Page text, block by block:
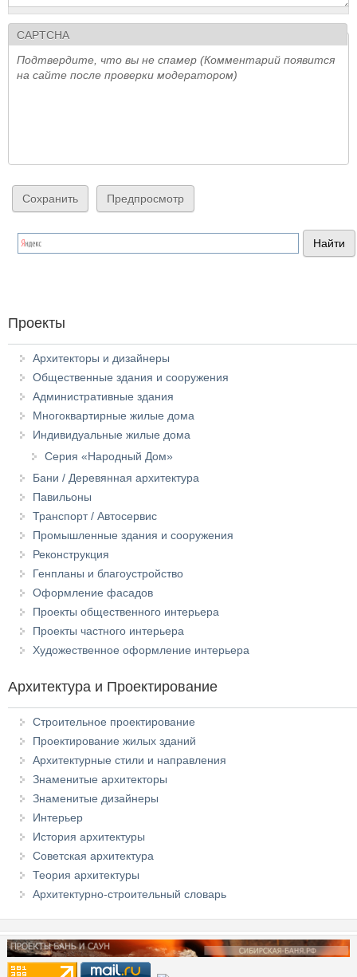
CAPTCHA
Подтвердите, что вы не спамер (Комментарий появится
на сайте после проверки модератором)
Проекты
Архитекторы и дизайнеры
Общественные здания и сооружения
Административные здания
Многоквартирные жилые дома
Индивидуальные жилые дома
Серия «Народный Дом»
Бани / Деревянная архитектура
Павильоны
Транспорт / Автосервис
Промышленные здания и сооружения
Реконструкция
Генпланы и благоустройство
Оформление фасадов
Проекты общественного интерьера
Проекты частного интерьера
Художественное оформление интерьера
Архитектура и Проектирование
Строительное проектирование
Проектирование жилых зданий
Архитектурные стили и направления
Знаменитые архитекторы
Знаменитые дизайнеры
Интерьер
История архитектуры
Советская архитектура
Теория архитектуры
Архитектурно-строительный словарь